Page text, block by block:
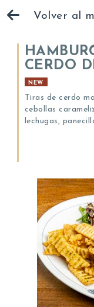
Volver al
CERDO
NEW
Tiras de cerdo
cebollas
lechugas,